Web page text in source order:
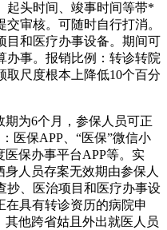
起头时间、竣事时间等带*
审核。可随时自行打消。
目和医疗办事设备。期间可
办事。报销比例：转诊转院
取尺度根本上降低10个百分
为6个月，参保人员可正
医保APP、“医保”微信小
医保办事平台APP等。实
身人员存案无效期由参保人
抄、医治项目和医疗办事设
在具有转诊资历的病院申
其他跨省姑且外出就医人员